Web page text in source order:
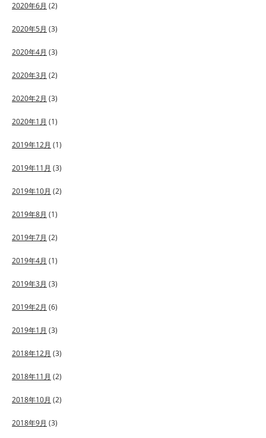
2020年6月 (2)
2020年5月 (3)
2020年4月 (3)
2020年3月 (2)
2020年2月 (3)
2020年1月 (1)
2019年12月 (1)
2019年11月 (3)
2019年10月 (2)
2019年8月 (1)
2019年7月 (2)
2019年4月 (1)
2019年3月 (3)
2019年2月 (6)
2019年1月 (3)
2018年12月 (3)
2018年11月 (2)
2018年10月 (2)
2018年9月 (3)